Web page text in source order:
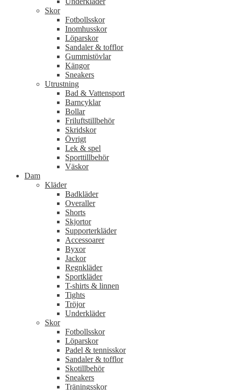
Skor
Fotbollsskor
Inomhusskor
Löparskor
Sandaler & tofflor
Gummistövlar
Kängor
Sneakers
Utrustning
Bad & Vattensport
Barncyklar
Bollar
Friluftstillbehör
Skridskor
Övrigt
Lek & spel
Sporttillbehör
Väskor
Dam
Kläder
Badkläder
Overaller
Shorts
Skjortor
Supporterkläder
Accessoarer
Byxor
Jackor
Regnkläder
Sportkläder
T-shirts & linnen
Tights
Tröjor
Underkläder
Skor
Fotbollsskor
Löparskor
Padel & tennisskor
Sandaler & tofflor
Skotillbehör
Sneakers
Träningsskor